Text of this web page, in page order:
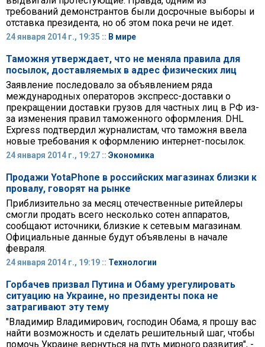
требований демонстрантов были досрочные выборы и
отставка президента, но об этом пока речи не идет.
24 января 2014 г., 19:35 :: В мире
Таможня утверждает, что не меняла правила для
посылок, доставляемых в адрес физических лиц
Заявление последовало за объявлением ряда
международных операторов экспресс-доставки о
прекращении доставки грузов для частных лиц в РФ из-
за изменения правил таможенного оформления. DHL
Express подтвердил журналистам, что таможня ввела
новые требования к оформлению интернет-посылок.
24 января 2014 г., 19:27 :: Экономика
Продажи YotaPhone в российских магазинах близки к
провалу, говорят на рынке
Приблизительно за месяц отечественные ритейлеры
смогли продать всего несколько сотен аппаратов,
сообщают источники, близкие к сетевым магазинам.
Официальные данные будут объявлены в начале
февраля.
24 января 2014 г., 19:19 :: Технологии
Горбачев призвал Путина и Обаму урегулировать
ситуацию на Украине, но президенты пока не
затрагивают эту тему
"Владимир Владимирович, господин Обама, я прошу вас
найти возможность и сделать решительный шаг, чтобы
помочь Украине вернуться на путь мирного развития", -